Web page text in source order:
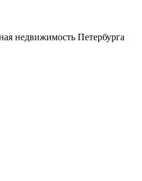
недвижимость Петербурга